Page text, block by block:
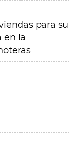
para su
en la